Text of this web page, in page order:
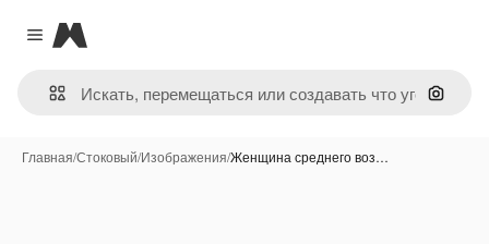
Close menu
Magnific
Поиск
Главная/Стоковый/Изображения/Женщина среднего воз…